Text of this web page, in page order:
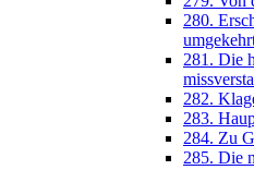
280.
281. Die
282.
283.
284. Zu
285. Die